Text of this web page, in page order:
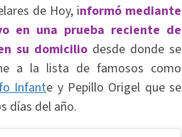
de Hoy, informó mediante
en una prueba reciente de
su domicilio desde donde se
a la lista de famosos como
Infante y Pepillo Origel que se
días del año.